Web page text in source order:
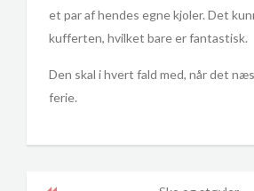
et par af hendes egne kjoler. Det
kufferten, hvilket bare er fantastisk.
Den skal i hvert fald med, når det
ferie.